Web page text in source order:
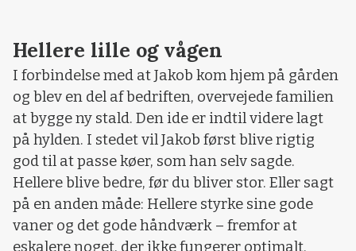
Hellere lille og vågen
I forbindelse med at Jakob kom hjem på gården
og blev en del af bedriften, overvejede familien
at bygge ny stald. Den ide er indtil videre lagt
på hylden. I stedet vil Jakob først blive rigtig
god til at passe køer, som han selv sagde.
Hellere blive bedre, før du bliver stor. Eller sagt
på en anden måde: Hellere styrke sine gode
vaner og det gode håndværk – fremfor at
eskalere noget, der ikke fungerer optimalt.